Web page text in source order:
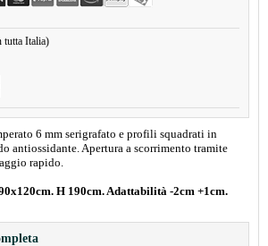
tutta Italia)
6 mm serigrafato e profili squadrati in
antiossidante. Apertura a scorrimento tramite
rapido.
H 190cm. Adattabilità -2cm +1cm.